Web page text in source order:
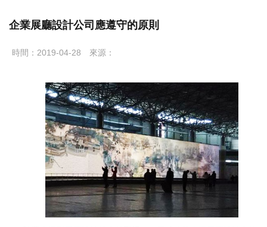
企業展廳設計公司應遵守的原則
時間：2019-04-28 來源：